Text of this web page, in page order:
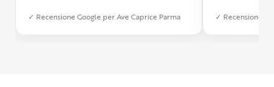
stato impeccabile: veloce, preciso e
✓ Recensione Google per Ave Caprice Parma
qualità e si
✓ Recensione